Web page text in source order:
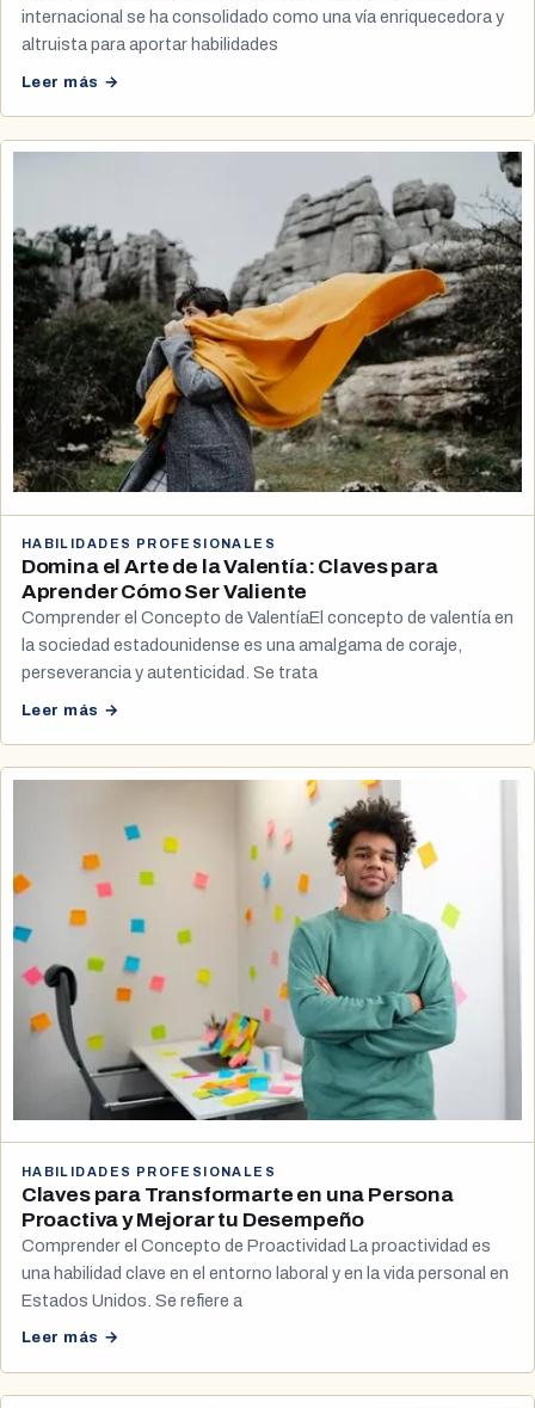
internacional se ha consolidado como una vía enriquecedora y
altruista para aportar habilidades
Leer más →
HABILIDADES PROFESIONALES
Domina el Arte de la Valentía: Claves para
Aprender Cómo Ser Valiente
Comprender el Concepto de ValentíaEl concepto de valentía en
la sociedad estadounidense es una amalgama de coraje,
perseverancia y autenticidad. Se trata
Leer más →
HABILIDADES PROFESIONALES
Claves para Transformarte en una Persona
Proactiva y Mejorar tu Desempeño
Comprender el Concepto de Proactividad La proactividad es
una habilidad clave en el entorno laboral y en la vida personal en
Estados Unidos. Se refiere a
Leer más →